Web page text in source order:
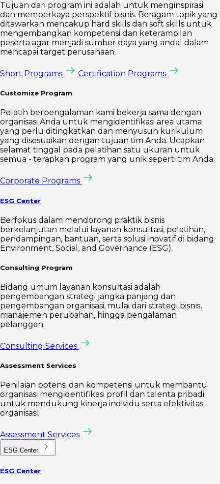
Tujuan dari program ini adalah untuk menginspirasi
dan memperkaya perspektif bisnis. Beragam topik yang
ditawarkan mencakup hard skills dan soft skills untuk
mengembangkan kompetensi dan keterampilan
peserta agar menjadi sumber daya yang andal dalam
mencapai target perusahaan.
Short Programs Certification Programs
Customize Program
Pelatih berpengalaman kami bekerja sama dengan
organisasi Anda untuk mengidentifikasi area utama
yang perlu ditingkatkan dan menyusun kurikulum
yang disesuaikan dengan tujuan tim Anda. Ucapkan
selamat tinggal pada pelatihan satu ukuran untuk
semua - terapkan program yang unik seperti tim Anda.
Corporate Programs
ESG Center
Berfokus dalam mendorong praktik bisnis
berkelanjutan melalui layanan konsultasi, pelatihan,
pendampingan, bantuan, serta solusi inovatif di bidang
Environment, Social, and Governance (ESG).
Consulting Program
Bidang umum layanan konsultasi adalah
pengembangan strategi jangka panjang dan
pengembangan organisasi, mulai dari strategi bisnis,
manajemen perubahan, hingga pengalaman
pelanggan.
Consulting Services
Assessment Services
Penilaian potensi dan kompetensi untuk membantu
organisasi mengidentifikasi profil dan talenta pribadi
untuk mendukung kinerja individu serta efektivitas
organisasi.
Assessment Services
ESG Center
ESG Center